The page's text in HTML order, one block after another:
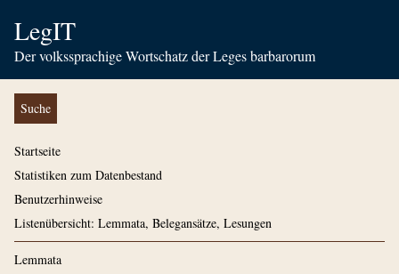
LegIT
Der volkssprachige Wortschatz der Leges barbarorum
Suche
Startseite
Statistiken zum Datenbestand
Benutzerhinweise
Listenübersicht: Lemmata, Belegansätze, Lesungen
Lemmata